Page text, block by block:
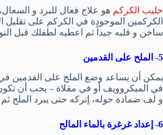
حليب الكركم هو علاج فعال للبرد و
الكركمين الموجودة في الكركم على
ساخن و قلبه جيداً ثم اعطيه لطفلك قبل
5- الملح على القدمين
يمكن أن يساعد وضع الملح على القدمين
في الميكروويف أو في مقلاة – يجب أن
و لف ضمادة حوله، إتركه حتى يبرد الملح
6- إعداد غرغرة بالماء المالح